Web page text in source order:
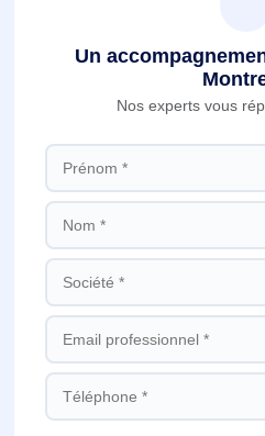
Un
Nos experts vous